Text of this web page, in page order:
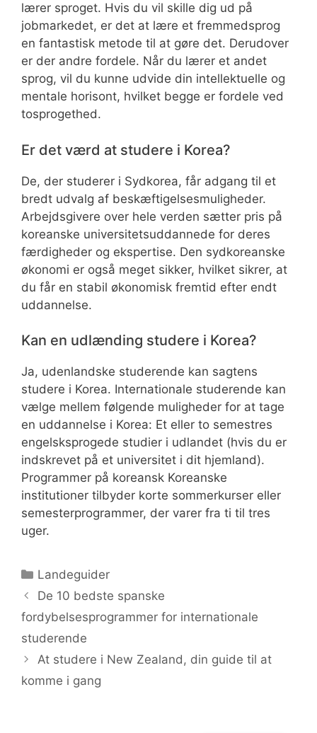
lærer sproget. Hvis du vil skille dig ud på
jobmarkedet, er det at lære et fremmedsprog
en fantastisk metode til at gøre det. Derudover
er der andre fordele. Når du lærer et andet
sprog, vil du kunne udvide din intellektuelle og
mentale horisont, hvilket begge er fordele ved
tosprogethed.
Er det værd at studere i Korea?
De, der studerer i Sydkorea, får adgang til et
bredt udvalg af beskæftigelsesmuligheder.
Arbejdsgivere over hele verden sætter pris på
koreanske universitetsuddannede for deres
færdigheder og ekspertise. Den sydkoreanske
økonomi er også meget sikker, hvilket sikrer, at
du får en stabil økonomisk fremtid efter endt
uddannelse.
Kan en udlænding studere i Korea?
Ja, udenlandske studerende kan sagtens
studere i Korea. Internationale studerende kan
vælge mellem følgende muligheder for at tage
en uddannelse i Korea: Et eller to semestres
engelsksprogede studier i udlandet (hvis du er
indskrevet på et universitet i dit hjemland).
Programmer på koreansk Koreanske
institutioner tilbyder korte sommerkurser eller
semesterprogrammer, der varer fra ti til tres
uger.
Kategorier
Landeguider
De 10 bedste spanske
fordybelsesprogrammer for internationale
studerende
At studere i New Zealand, din guide til at
komme i gang